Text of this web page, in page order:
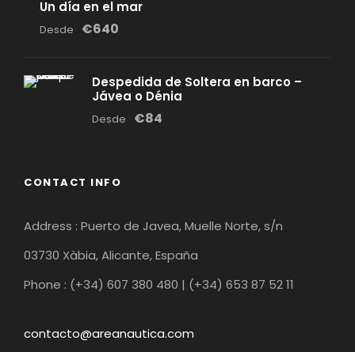
Un día en el mar
Desde €640
Despedida de Soltera en barco –
Jávea o Dénia
Desde €84
CONTACT INFO
Address : Puerto de Javea, Muelle Norte, s/n
03730 Xàbia, Alicante, España
Phone : (+34) 607 380 480 | (+34) 653 87 52 11
contacto@areanautica.com